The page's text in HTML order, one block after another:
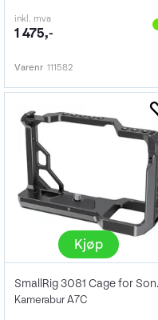
inkl. mva
1 475,-
Varenr 111582
Kjøp
Kamerabur A7C